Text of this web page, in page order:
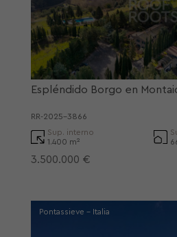
Espléndido Borgo en
RR-2025-3866
Sup. interno
1.400 m²
3.500.000 €
Pontassieve - Italia